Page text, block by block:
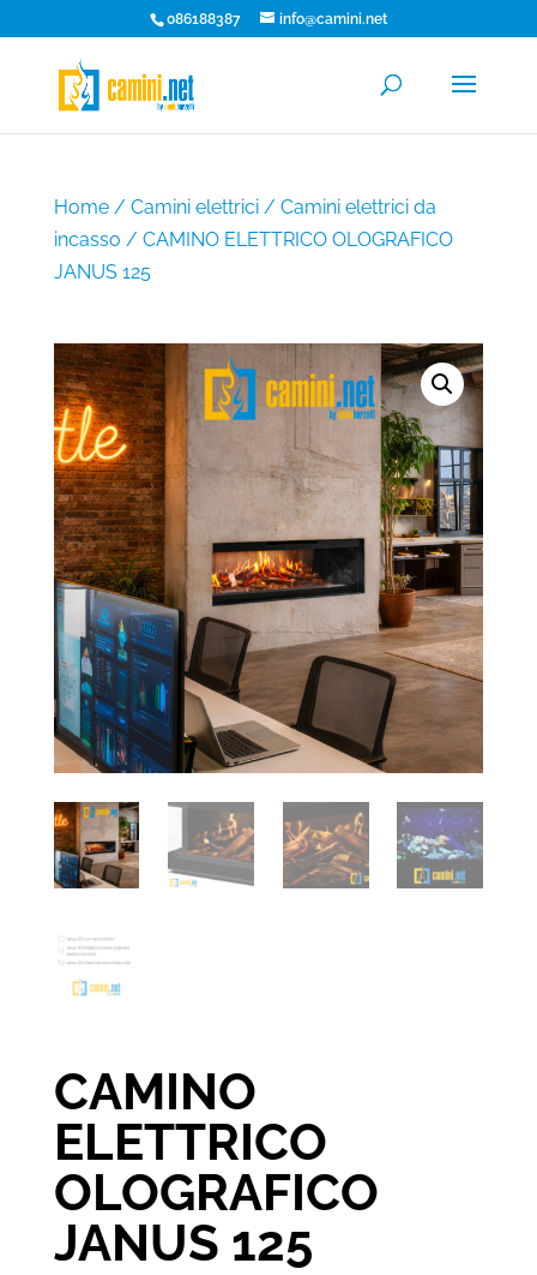
086188387 info@camini.net
Home/ Camini elettrici/ Camini elettrici da
incasso / CAMINO ELETTRICO OLOGRAFICO
JANUS 125
CAMINO
ELETTRICO
OLOGRAFICO
JANUS 125